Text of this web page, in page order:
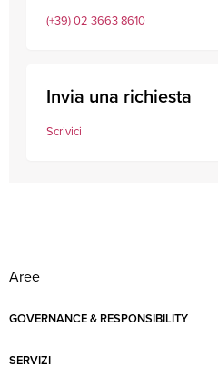
(+39) 02 3663 8610
Invia una richiesta
Scrivici
Aree
GOVERNANCE & RESPONSIBILITY
SERVIZI